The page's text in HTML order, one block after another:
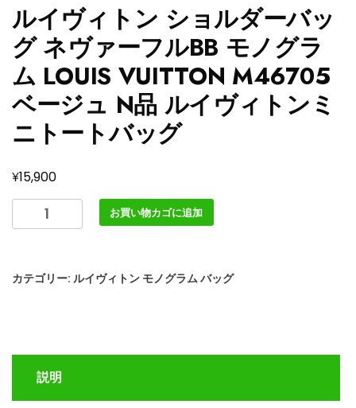
ルイヴィトン ショルダーバッ
グ ネヴァーフルBB モノグラ
ム LOUIS VUITTON M46705
ベージュ N品 ルイヴィトンミ
ニトートバッグ
¥15,900
イ
ト
ル
ー
お買い物カゴに追加
カテゴリー: ルイヴィトン モノグラム バッグ
説明